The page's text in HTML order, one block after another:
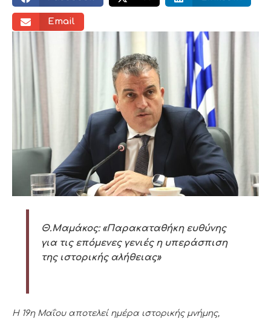
Email
Θ.Μαμάκος: «Παρακαταθήκη ευθύνης
για τις επόμενες γενιές η υπεράσπιση
της ιστορικής αλήθειας»
Η 19η Μαΐου αποτελεί ημέρα ιστορικής μνήμης,